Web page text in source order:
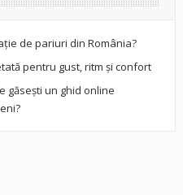
de pariuri din România?
pentru gust, ritm și confort
găsești un ghid online